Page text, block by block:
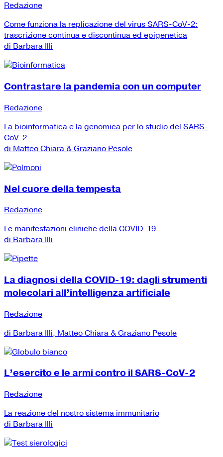
Redazione
Come funziona la replicazione del virus SARS-CoV-2:
trascrizione continua e discontinua ed epigenetica
di Barbara Illi
Contrastare la pandemia con un computer
Redazione
La bioinformatica e la genomica per lo studio del SARS-
CoV-2
di Matteo Chiara & Graziano Pesole
Nel cuore della tempesta
Redazione
Le manifestazioni cliniche della COVID-19
di Barbara Illi
La diagnosi della COVID-19: dagli strumenti
molecolari all’intelligenza artificiale
Redazione
di Barbara Illi, Matteo Chiara & Graziano Pesole
L’esercito e le armi contro il SARS-CoV-2
Redazione
La reazione del nostro sistema immunitario
di Barbara Illi